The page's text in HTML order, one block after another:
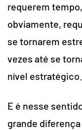
requerem
obviamente,
se tornarem
vezes até se
nível estratégico.
E é nesse
grande